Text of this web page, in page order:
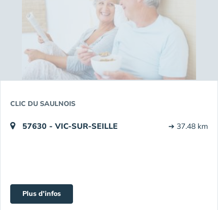
CLIC DU SAULNOIS
57630 - VIC-SUR-SEILLE ➔ 37.48 km
Plus d'infos